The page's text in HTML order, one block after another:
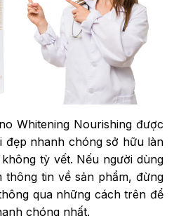
Whitening Nourishing được
đẹp nhanh chóng sở hữu làn
tỳ vết. Nếu người dùng
tin về sản phẩm, đừng
qua những cách trên để
chóng nhất.